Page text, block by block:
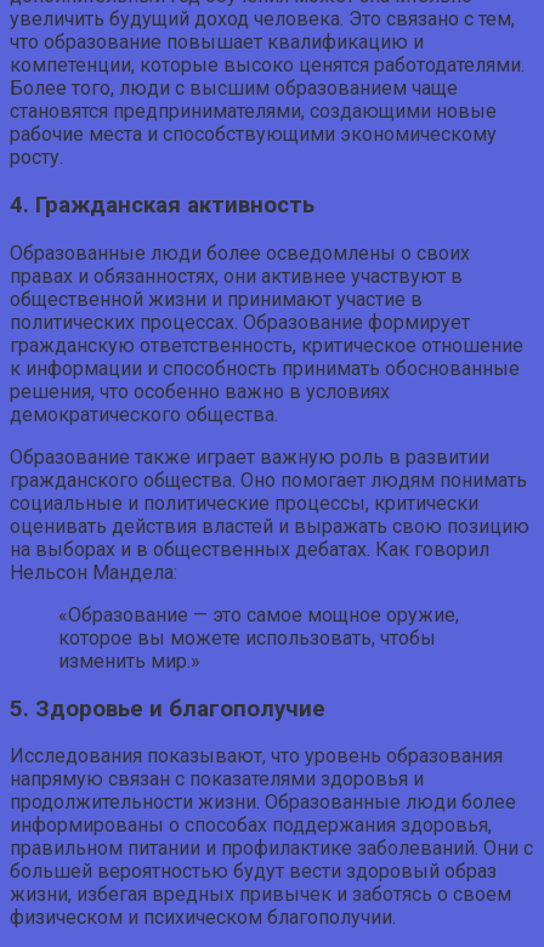
увеличить будущий доход человека. Это связано с тем,
что образование повышает квалификацию и
компетенции, которые высоко ценятся работодателями.
Более того, люди с высшим образованием чаще
становятся предпринимателями, создающими новые
рабочие места и способствующими экономическому
росту.
4. Гражданская активность
Образованные люди более осведомлены о своих
правах и обязанностях, они активнее участвуют в
общественной жизни и принимают участие в
политических процессах. Образование формирует
гражданскую ответственность, критическое отношение
к информации и способность принимать обоснованные
решения, что особенно важно в условиях
демократического общества.
Образование также играет важную роль в развитии
гражданского общества. Оно помогает людям понимать
социальные и политические процессы, критически
оценивать действия властей и выражать свою позицию
на выборах и в общественных дебатах. Как говорил
Нельсон Мандела:
«Образование — это самое мощное оружие,
которое вы можете использовать, чтобы
изменить мир.»
5. Здоровье и благополучие
Исследования показывают, что уровень образования
напрямую связан с показателями здоровья и
продолжительности жизни. Образованные люди более
информированы о способах поддержания здоровья,
правильном питании и профилактике заболеваний. Они с
большей вероятностью будут вести здоровый образ
жизни, избегая вредных привычек и заботясь о своем
физическом и психическом благополучии.